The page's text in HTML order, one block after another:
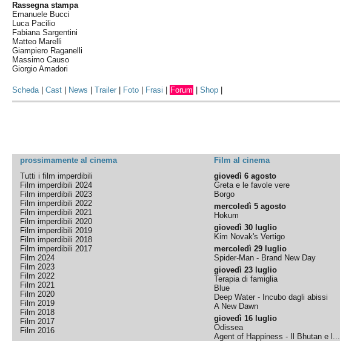
Rassegna stampa
Emanuele Bucci
Luca Pacilio
Fabiana Sargentini
Matteo Marelli
Giampiero Raganelli
Massimo Causo
Giorgio Amadori
Scheda|Cast News |Trailer Foto Frasi Forum |Shop
prossimamente al cinema Film al cinema
Tutti i film imperdibili
Film imperdibili 2024
Film imperdibili 2023
Film imperdibili 2022
Film imperdibili 2021
Film imperdibili 2020
Film imperdibili 2019
Film imperdibili 2018
Film imperdibili 2017
Film 2024
Film 2023
Film 2022
Film 2021
Film 2020
Film 2019
Film 2018
Film 2017
Film 2016
giovedì 6 agosto
Greta e le favole vere
Borgo
mercoledì 5 agosto
Hokum
giovedì 30 luglio
Kim Novak's Vertigo
mercoledì 29 luglio
Spider-Man - Brand New Day
giovedì 23 luglio
Terapia di famiglia
Blue
Deep Water - Incubo dagli abissi
A New Dawn
giovedì 16 luglio
Odissea
Agent of Happiness - Il Bhutan e l...